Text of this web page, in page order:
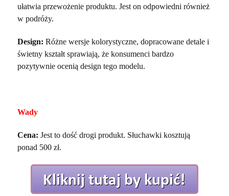
ułatwia przewożenie produktu. Jest on odpowiedni również
w podróży.
Design: Różne wersje kolorystyczne, dopracowane detale i
świetny kształt sprawiają, że konsumenci bardzo
pozytywnie ocenią design tego modelu.
Wady
Cena: Jest to dość drogi produkt. Słuchawki kosztują
ponad 500 zł.